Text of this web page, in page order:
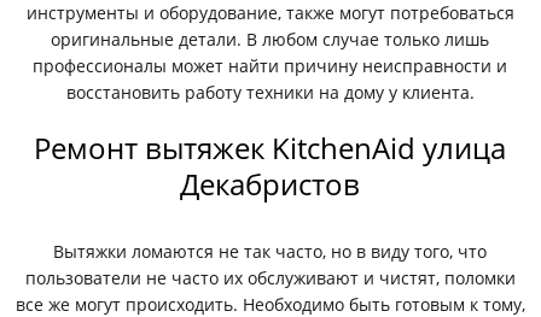
инструменты и оборудование, также могут потребоваться
оригинальные детали. В любом случае только лишь
профессионалы может найти причину неисправности и
восстановить работу техники на дому у клиента.
Ремонт вытяжек KitchenAid улица
Декабристов
Вытяжки ломаются не так часто, но в виду того, что
пользователи не часто их обслуживают и чистят, поломки
все же могут происходить. Необходимо быть готовым к тому,